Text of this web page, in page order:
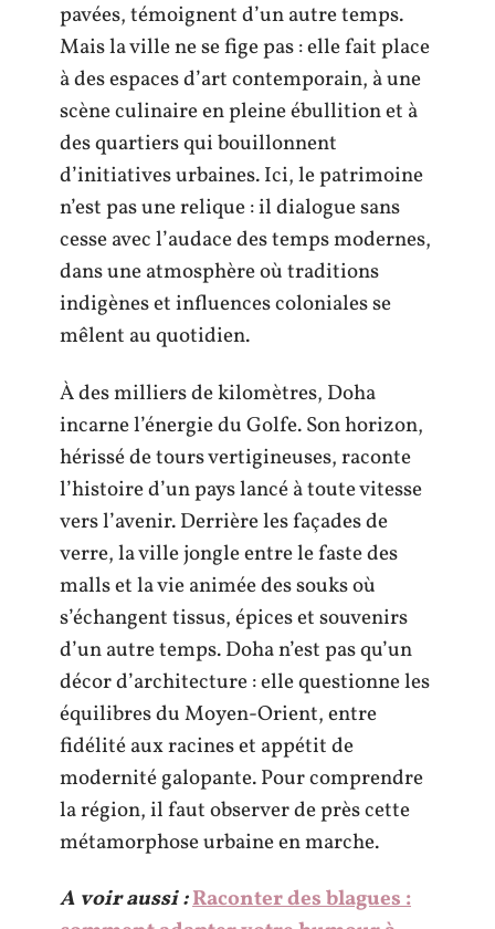
pavées, témoignent d’un autre temps.
Mais la ville ne se fige pas : elle fait place
à des espaces d’art contemporain, à une
scène culinaire en pleine ébullition et à
des quartiers qui bouillonnent
d’initiatives urbaines. Ici, le patrimoine
n’est pas une relique : il dialogue sans
cesse avec l’audace des temps modernes,
dans une atmosphère où traditions
indigènes et influences coloniales se
mêlent au quotidien.
À des milliers de kilomètres, Doha
incarne l’énergie du Golfe. Son horizon,
hérissé de tours vertigineuses, raconte
l’histoire d’un pays lancé à toute vitesse
vers l’avenir. Derrière les façades de
verre, la ville jongle entre le faste des
malls et la vie animée des souks où
s’échangent tissus, épices et souvenirs
d’un autre temps. Doha n’est pas qu’un
décor d’architecture : elle questionne les
équilibres du Moyen-Orient, entre
fidélité aux racines et appétit de
modernité galopante. Pour comprendre
la région, il faut observer de près cette
métamorphose urbaine en marche.
A voir aussi :Raconter des blagues :